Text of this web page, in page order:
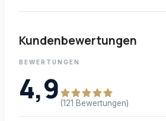
Kundenbewertungen
BEWERTUNGEN
4,9 (121 Bewertungen)